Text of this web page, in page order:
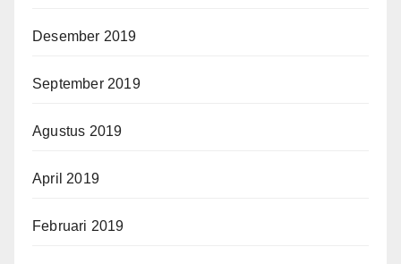
Desember 2019
September 2019
Agustus 2019
April 2019
Februari 2019